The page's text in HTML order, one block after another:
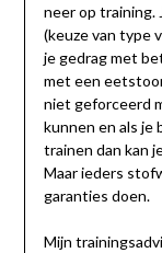
neer op training.
(keuze van type
je gedrag met
met een
niet geforceerd
kunnen en als je
trainen dan kan
Maar ieders
garanties doen.
Mijn